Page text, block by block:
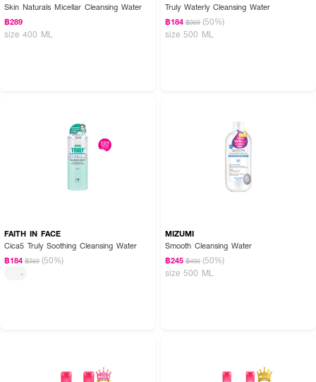
Skin Naturals Micellar Cleansing Water
฿289
size 400 ML
Truly Waterly Cleansing Water
฿184 ฿369 (50%)
size 500 ML
FAITH IN FACE
Cica5 Truly Soothing Cleansing Water
฿184 ฿369 (50%)
-
MIZUMI
Smooth Cleansing Water
฿245 ฿490 (50%)
size 500 ML